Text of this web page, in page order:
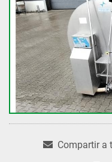
Compartir a